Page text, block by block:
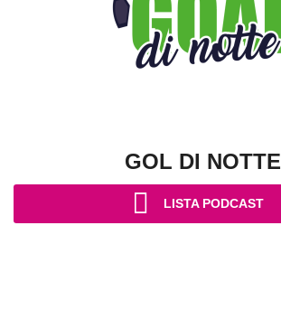
GOL DI NOTTE
LISTA PODCAST